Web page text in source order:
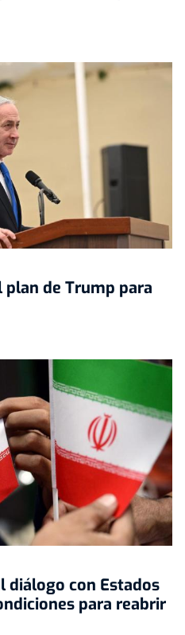
plan de Trump para
diálogo con Estados
para reabrir